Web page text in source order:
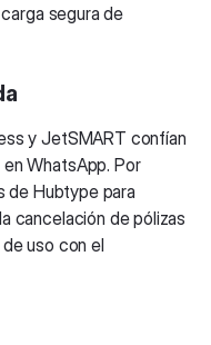
segura de
y JetSMART confían
WhatsApp. Por
de Hubtype para
cancelación de pólizas
uso con el